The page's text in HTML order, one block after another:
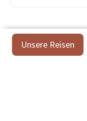
Unsere Reisen